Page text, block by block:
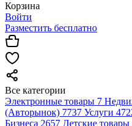
Корзина
Войти
Разместить бесплатно
Все категории
Электронные товары 7
(Авторынок) 7737 Услуги
Бизнеса 2657 Детские товары